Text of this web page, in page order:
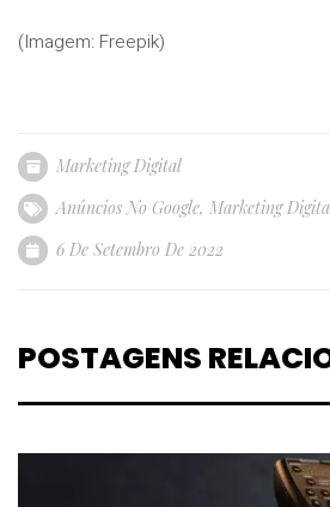
(Imagem: Freepik)
Marketing Digital
Anúncios No Google, Marketing
6 De Setembro De 2022
POSTAGENS